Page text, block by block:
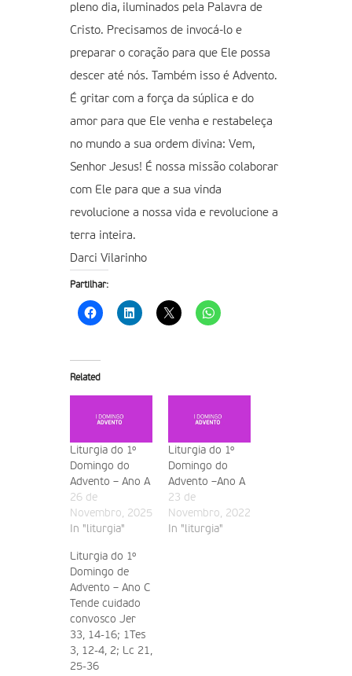
pleno dia, iluminados pela Palavra de
Cristo. Precisamos de invocá-lo e
preparar o coração para que Ele possa
descer até nós. Também isso é Advento.
É gritar com a força da súplica e do
amor para que Ele venha e restabeleça
no mundo a sua ordem divina: Vem,
Senhor Jesus! É nossa missão colaborar
com Ele para que a sua vinda
revolucione a nossa vida e revolucione a
terra inteira.
Darci Vilarinho
Partilhar:
Related
Liturgia do 1º
Domingo do
Advento – Ano A
26 de
Novembro, 2025
In "liturgia"
Liturgia do 1º
Domingo do
Advento –Ano A
23 de
Novembro, 2022
In "liturgia"
Liturgia do 1º
Domingo de
Advento – Ano C
Tende cuidado
convosco Jer
33, 14-16; 1Tes
3, 12-4, 2; Lc 21,
25-36